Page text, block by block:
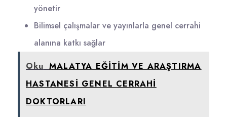
yönetir
Bilimsel çalışmalar ve yayınlarla genel cerrahi
alanına katkı sağlar
Oku MALATYA EĞİTİM VE ARAŞTIRMA
HASTANESİ GENEL CERRAHİ
DOKTORLARI